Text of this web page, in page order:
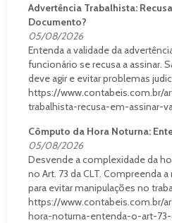
Advertência Trabalhista:
Documento?
05/08/2026
Entenda a validade da
funcionário se recusa a assinar.
deve agir e evitar problemas
https://www.contabeis.com.br/
trabalhista-recusa-em-assinar-
Cômputo da Hora Noturna:
05/08/2026
Desvende a complexidade da
no Art. 73 da CLT. Compreenda
para evitar manipulações no
https://www.contabeis.com.br/
hora-noturna-entenda-o-art-